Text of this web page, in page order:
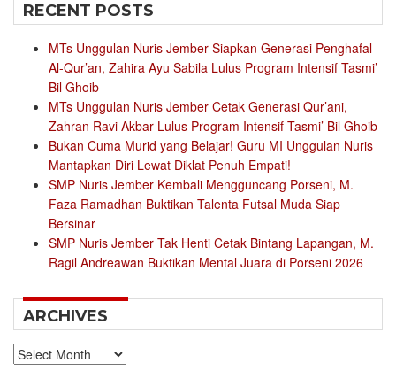
RECENT POSTS
MTs Unggulan Nuris Jember Siapkan Generasi Penghafal
Al-Qur’an, Zahira Ayu Sabila Lulus Program Intensif Tasmi’
Bil Ghoib
MTs Unggulan Nuris Jember Cetak Generasi Qur’ani,
Zahran Ravi Akbar Lulus Program Intensif Tasmi’ Bil Ghoib
Bukan Cuma Murid yang Belajar! Guru MI Unggulan Nuris
Mantapkan Diri Lewat Diklat Penuh Empati!
SMP Nuris Jember Kembali Mengguncang Porseni, M.
Faza Ramadhan Buktikan Talenta Futsal Muda Siap
Bersinar
SMP Nuris Jember Tak Henti Cetak Bintang Lapangan, M.
Ragil Andreawan Buktikan Mental Juara di Porseni 2026
ARCHIVES
Archives